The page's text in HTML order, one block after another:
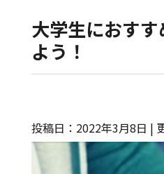
大学生におす
よう！
投稿日：2022年3月8日 |